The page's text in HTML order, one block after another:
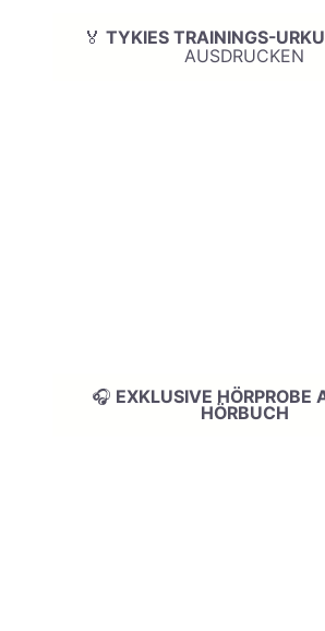
🏅 TYKIES TRAININGS-
AUSDRUCKEN
🎧 EXKLUSIVE HÖRPROBE
HÖRBUCH